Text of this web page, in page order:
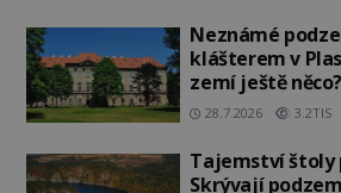
Neznámé
klášterem v
zemí ještě něco?
28.7.2026 3.2TIS
Tajemství štoly
Skrývají